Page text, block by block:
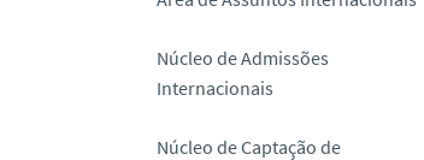
Núcleo de Admissões
Internacionais
Núcleo de Captação de